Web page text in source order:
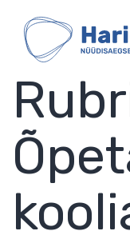
content